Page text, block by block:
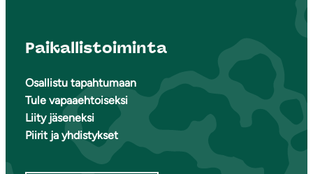
Paikallistoiminta
Osallistu tapahtumaan
Tule vapaaehtoiseksi
Liity jäseneksi
Piirit ja yhdistykset